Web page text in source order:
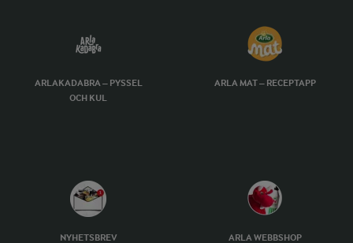
ARLAKADABRA – PYSSEL
OCH KUL
ARLA MAT – RECEPTAPP
NYHETSBREV ARLA WEBBSHOP